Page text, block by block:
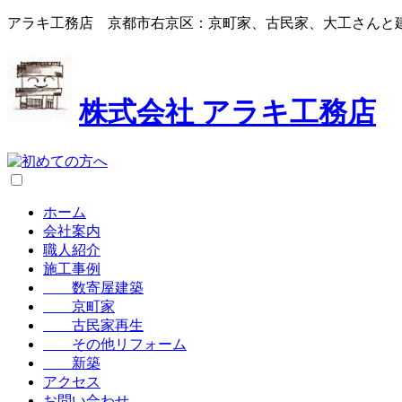
アラキ工務店 京都市右京区：京町家、古民家、大工さんと
株式会社 アラキ工務店
ホーム
会社案内
職人紹介
施工事例
数寄屋建築
京町家
古民家再生
その他リフォーム
新築
アクセス